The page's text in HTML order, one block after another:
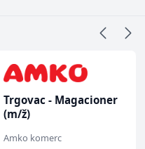
Trgovac - Magacioner
(m/ž)
Amko komerc